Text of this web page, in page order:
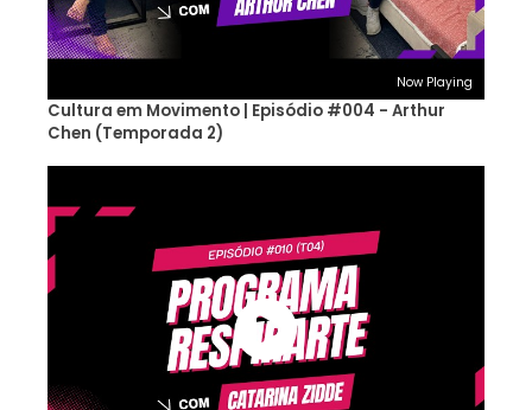
Now Playing
Cultura em Movimento | Episódio #004 - Arthur
Chen (Temporada 2)